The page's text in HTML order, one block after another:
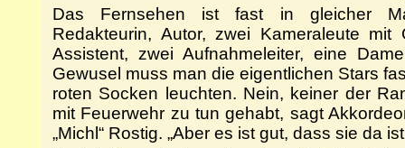
Das Fernsehen ist fast in gleicher
Redakteurin, Autor, zwei Kameraleute mit
Assistent, zwei Aufnahmeleiter, eine
Gewusel muss man die eigentlichen Stars
roten Socken leuchten. Nein, keiner der
mit Feuerwehr zu tun gehabt, sagt
„Michl“ Rostig. „Aber es ist gut, dass sie da